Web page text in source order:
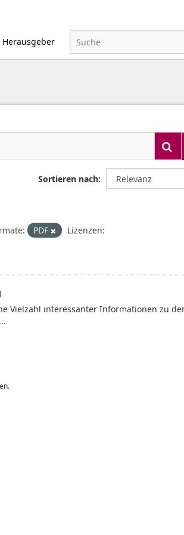
Herausgeber
Sortieren nach
PDF
Lizenzen:
Vielzahl interessanter Informationen zu